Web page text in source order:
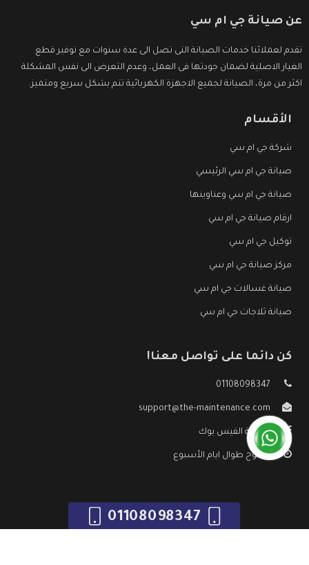
عن صيانة جي ام سي
نقدم لعملائنا خدمات الصيانة التى تصل الى عدة سنوات مع توفير قطع
الغيار الاصلية لضمان جودتها فى العمل، وعدم التعرض الى نفس المشكلة
اكثر من مرة، الصيانة لجميع الاجهزة الكهربائية تتم بشكل سريع ومتميز.
الأقسام
شركة جي ام سي
صيانة جي ام سي الرئيسي
صيانة جي ام سي وعناوينها
ارقام صيانة جي ام سي
توكيل جي ام سي
مركز صيانة جي ام سي
صيانة غسالات جي ام سي
صيانة ثلاجات جي ام سي
كن دائما على تواصل معنا!
01108098347
support@the-maintenance.com
صفحة الفيس بوك
مفتوح طوال ايام الأسبوع
01108098347